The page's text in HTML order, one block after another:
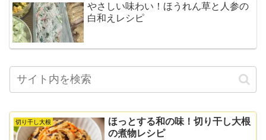
やさしい味わい！ほうれん草と人参の
白和えレシピ
切り干し大根
ほっとする和の味！切り干し大根
の煮物レシピ